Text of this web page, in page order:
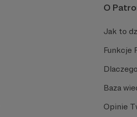
O
Jak to
Funkcje
Baza
Opinie